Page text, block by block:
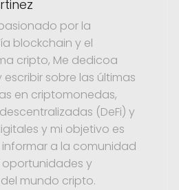
por la
blockchain y el
cripto, Me dedicoa
escribir sobre las últimas
en criptomonedas,
(DeFi) y
y mi objetivo es
a la comunidad
oportunidades y
mundo cripto.